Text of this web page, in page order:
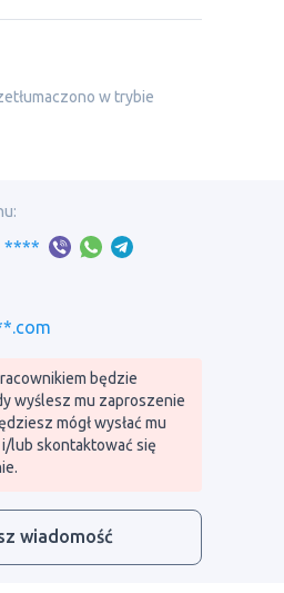
w trybie
****
będzie
wyślesz mu zaproszenie
mógł wysłać mu
lub skontaktować się
wiadomość